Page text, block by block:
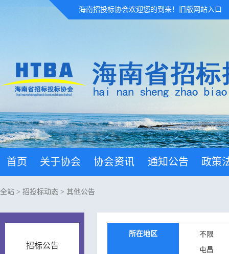
海南招投标协会欢迎您的到来！ 旧版网站入口
首页 关于协会 协会资讯 通知公告 政策
全站 > 招投标动态 > 其他公告
招标公告
所在地区
不限
屯昌